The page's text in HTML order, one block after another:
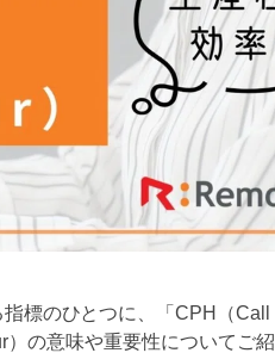
標のひとつに、「CPH（
の意味や重要性についてご